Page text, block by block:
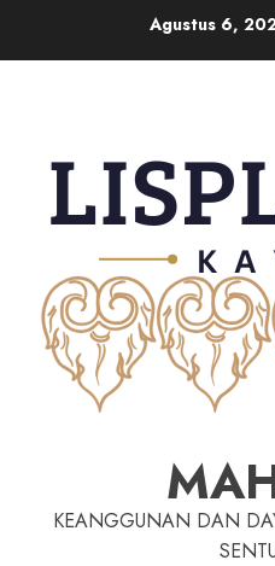
Agustus 6,
KEANGGUNAN DAN